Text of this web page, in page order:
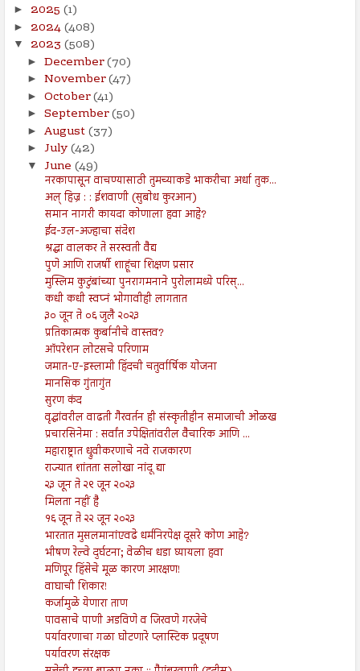
► 2025 (1)
► 2024(408)
▼ 2023 (508)
► December(70)
► November(47)
► October(41)
► September(50)
► August(37)
► July(42)
▼ June (49)
नरकापासून वाचण्यासाठी तुमच्याकडे भाकरीचा अर्धा तुक...
अल् हिज्र : : ईशवाणी (सुबोध कुरआन)
समान नागरी कायदा कोणाला हवा आहे?
ईद-उल-अज्हाचा संदेश
श्रद्धा वालकर ते सरस्वती वैद्य
पुणे आणि राजर्षी शाहूंचा शिक्षण प्रसार
मुस्लिम कुटुंबांच्या पुनरागमनाने पुरोलामध्ये परिस्...
कधी कधी स्वप्नं भोगावीही लागतात
३० जून ते ०६ जुलै २०२३
प्रतिकात्मक कुर्बानीचे वास्तव?
ऑपरेशन लोटसचे परिणाम
जमात-ए-इस्लामी हिंदची चतुर्वार्षिक योजना
मानसिक गुंतागुंत
सुरण कंद
वृद्धांवरील वाढती गैरवर्तन ही संस्कृतीहीन समाजाची ओळख
प्रचारसिनेमा : सर्वांत उपेक्षितांवरील वैचारिक आणि ...
महाराष्ट्रात ध्रुवीकरणाचे नवे राजकारण
राज्यात शांतता सलोखा नांदू द्या
२३ जून ते २९ जून २०२३
मिलता नहीं है
१६ जून ते २२ जून २०२३
भारतात मुसलमानांएवढे धर्मनिरपेक्ष दूसरे कोण आहे?
भीषण रेल्वे दुर्घटना; वेळीच धडा घ्यायला हवा
मणिपूर हिंसेचे मूळ कारण आरक्षण!
वाघाची शिकार!
कर्जामुळे येणारा ताण
पावसाचे पाणी अडविणे व जिरवणे गरजेचे
पर्यावरणाचा गळा घोटणारे प्लास्टिक प्रदूषण
पर्यावरण संरक्षक